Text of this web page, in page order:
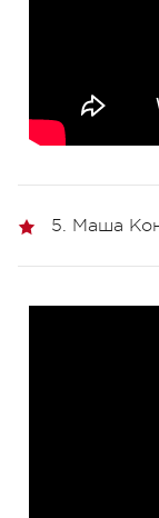
5. Маша